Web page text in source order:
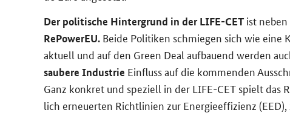
Der po­li­ti­sche Hin­ter­grund in derLIFE-CET ist
RePowerEU. Beide Po­li­ti­ken schmie­gen sich wie eine
ak­tu­ell und auf den Green Deal auf­bau­end wer­den
sau­be­re In­dus­trie Ein­fluss auf die kom­men­den
Ganz kon­kret und spe­zi­ell in der LIFE-CET spielt das
lich er­neu­er­ten Richt­li­ni­en zur En­er­gie­ef­fi­zi­enz